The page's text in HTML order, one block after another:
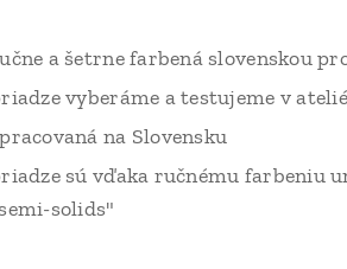
a šetrne farbená slovenskou
vyberáme a testujeme v
na Slovensku
sú vďaka ručnému farbeniu
solids"